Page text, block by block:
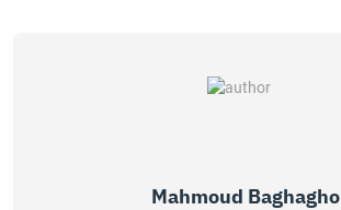
Mahmoud Baghagho